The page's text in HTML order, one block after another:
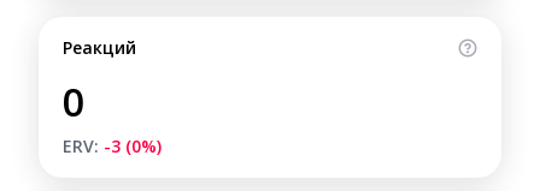
Реакций
0
ERV: -3 (0%)